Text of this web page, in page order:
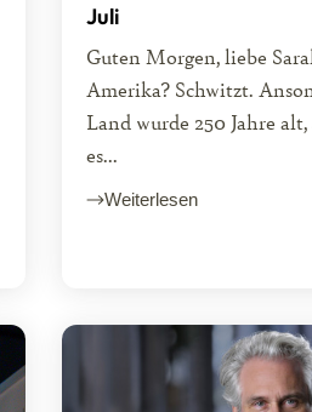
Juli
Guten Morgen, liebe
Amerika? Schwitzt.
Land wurde 250 Jahre
es...
Weiterlesen